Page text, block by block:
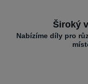
Široký
Nabízíme díly pro